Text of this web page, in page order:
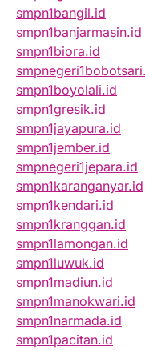
smpn1bangil.id
smpn1banjarmasin.id
smpn1biora.id
smpn1boyolali.id
smpn1gresik.id
smpn1jayapura.id
smpn1jember.id
smpnegeri1jepara.id
smpn1karanganyar.id
smpn1kendari.id
smpn1kranggan.id
smpn1lamongan.id
smpn1luwuk.id
smpn1madiun.id
smpn1manokwari.id
smpn1narmada.id
smpn1pacitan.id